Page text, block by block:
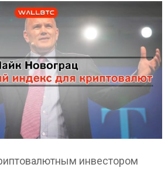
инвестором